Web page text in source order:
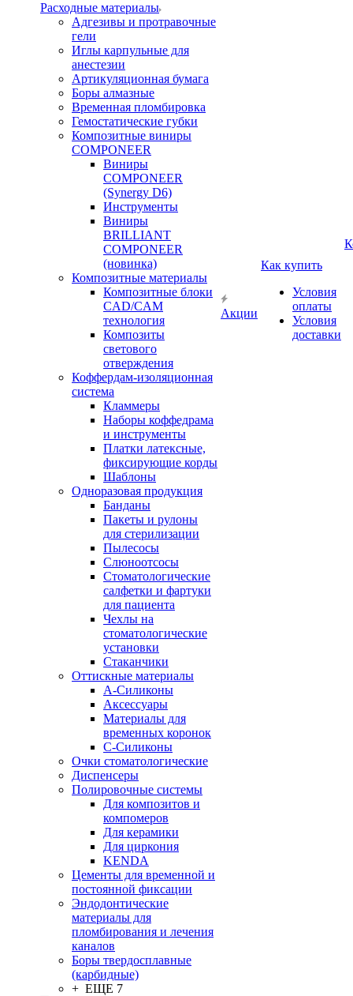
Расходные материалы
Адгезивы и протравочные
гели
Иглы карпульные для
анестезии
Артикуляционная бумага
Боры алмазные
Временная пломбировка
Гемостатические губки
Композитные виниры
COMPONEER
Виниры
COMPONEER
(Synergy D6)
Инструменты
Виниры
BRILLIANT
COMPONEER
(новинка)
Композитные материалы
Композитные блоки
CAD/СAM
технология
Композиты
светового
отверждения
Коффердам-изоляционная
система
Кламмеры
Наборы коффедрама
и инструменты
Платки латексные,
фиксирующие корды
Шаблоны
Одноразовая продукция
Банданы
Пакеты и рулоны
для стерилизации
Пылесосы
Слюноотсосы
Стоматологические
салфетки и фартуки
для пациента
Чехлы на
стоматологические
установки
Стаканчики
Оттискные материалы
А-Силиконы
Аксессуары
Материалы для
временных коронок
С-Силиконы
Очки стоматологические
Диспенсеры
Полировочные системы
Для композитов и
компомеров
Для керамики
Для циркония
KENDA
Цементы для временной и
постоянной фиксации
Эндодонтические
материалы для
пломбирования и лечения
каналов
Боры твердосплавные
(карбидные)
+ ЕЩЕ 7
Акции
Как купить
Условия
оплаты
Условия
доставки